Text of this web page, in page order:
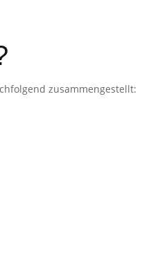
zusammengestellt: